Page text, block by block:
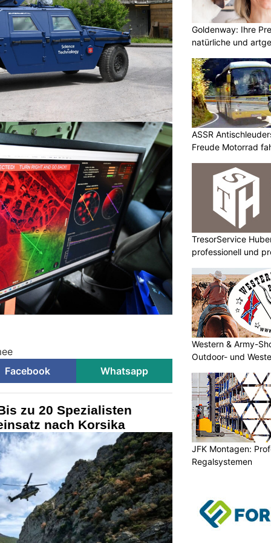
Facebook
Whatsapp
zu 20 Spezialisten
nach Korsika
Goldenway: Ihre
natürliche und
ASSR
Freude Motorrad
TresorService
professionell und
Western & Army-
Outdoor- und
JFK Montagen:
Regalsystemen